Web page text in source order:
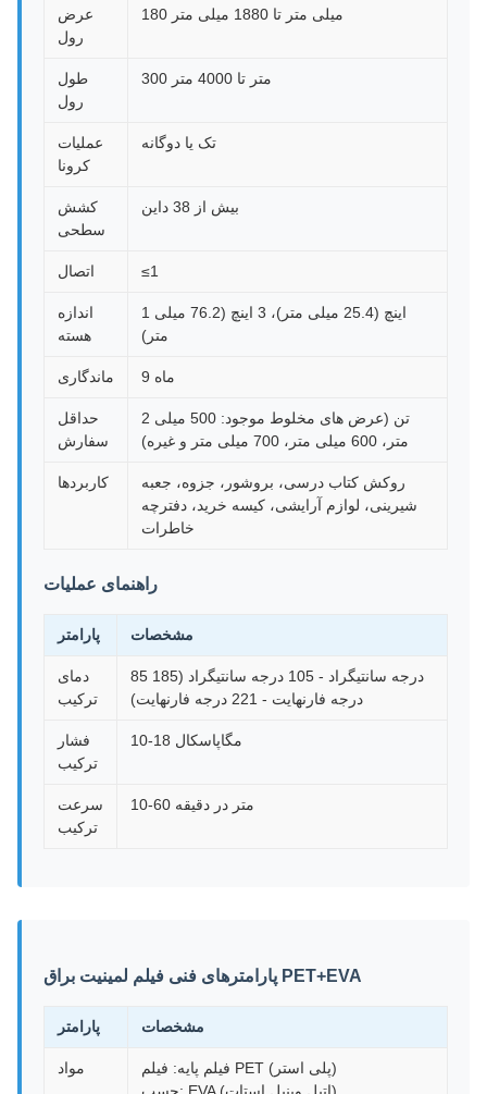
عرض
رول
180 میلی متر تا 1880 میلی متر
طول
رول
300 متر تا 4000 متر
عملیات
کرونا
تک یا دوگانه
کشش
سطحی
بیش از 38 داین
اتصال ≤1
اندازه
هسته
1 اینچ (25.4 میلی متر)، 3 اینچ (76.2 میلی
متر)
ماندگاری 9 ماه
حداقل
سفارش
2 تن (عرض های مخلوط موجود: 500 میلی
متر، 600 میلی متر، 700 میلی متر و غیره)
کاربردها
روکش کتاب درسی، بروشور، جزوه، جعبه
شیرینی، لوازم آرایشی، کیسه خرید، دفترچه
خاطرات
راهنمای عملیات
پارامتر مشخصات
دمای
ترکیب
85 درجه سانتیگراد - 105 درجه سانتیگراد (185
درجه فارنهایت - 221 درجه فارنهایت)
فشار
ترکیب
10-18 مگاپاسکال
سرعت
ترکیب
10-60 متر در دقیقه
پارامترهای فنی فیلم لمینیت براق PET+EVA
پارامتر مشخصات
مواد
فیلم پایه: فیلم PET (پلی استر)
چسب: EVA (اتیل وینیل استات)